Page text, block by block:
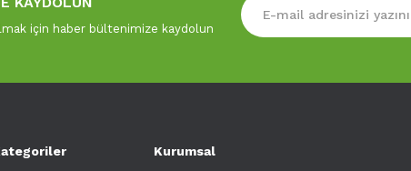
için haber bültenimize kaydolun
Kurumsal